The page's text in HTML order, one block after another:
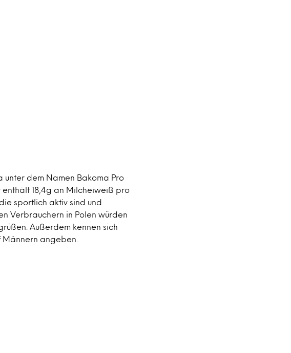
unter dem Namen Bakoma Pro
enthält 18,4g an Milcheiweiß pro
sportlich aktiv sind und
Verbrauchern in Polen würden
Außerdem kennen sich
Männern angeben.